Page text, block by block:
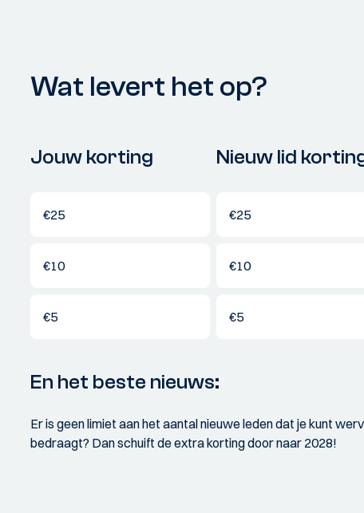
Wat levert het op?
Jouw korting Nieuw lid
€25 €25
€10 €10
€5 €5
En het beste nieuws:
Er is geen limiet aan het aantal nieuwe leden dat je kunt
bedraagt? Dan schuift de extra korting door naar 2028!